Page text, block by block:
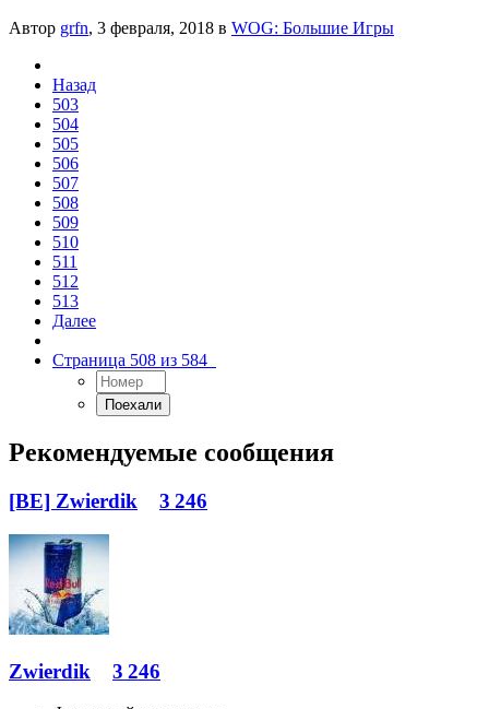
Автор grfn, 3 февраля, 2018 в WOG: Большие Игры
Назад
503
504
505
506
507
508
509
510
511
512
513
Далее
Страница 508 из 584
Рекомендуемые сообщения
[BE] Zwierdik 3 246
Zwierdik 3 246